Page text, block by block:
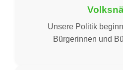
Unsere Politik
Bürgerinnen und